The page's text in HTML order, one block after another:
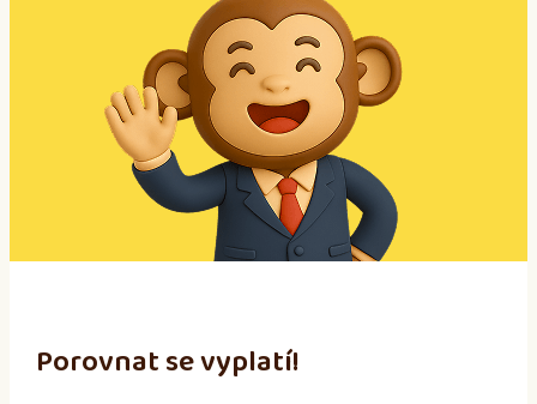
:
Porovnat se vyplatí!